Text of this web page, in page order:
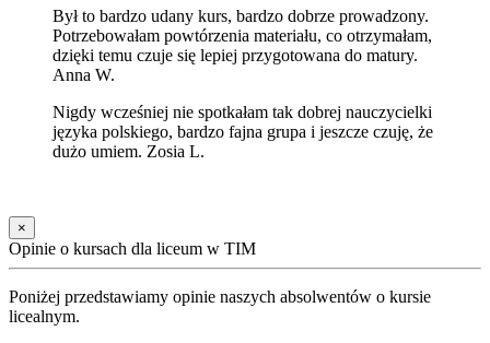
Był to bardzo udany kurs, bardzo dobrze prowadzony.
Potrzebowałam powtórzenia materiału, co otrzymałam,
dzięki temu czuje się lepiej przygotowana do matury.
Anna W.
Nigdy wcześniej nie spotkałam tak dobrej nauczycielki
języka polskiego, bardzo fajna grupa i jeszcze czuję, że
dużo umiem. Zosia L.
×
Opinie o kursach dla liceum w TIM
Poniżej przedstawiamy opinie naszych absolwentów o kursie
licealnym.